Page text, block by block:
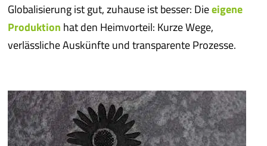
Globalisierung ist gut, zuhause ist besser: Dieeigene
Produktion hat den Heimvorteil: Kurze Wege,
verlässliche Auskünfte und transparente Prozesse.